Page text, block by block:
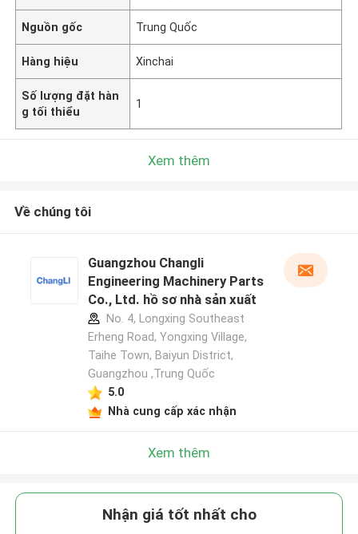
Nguồn gốc Trung Quốc
Hàng hiệu Xinchai
Số lượng đặt hàn
g tối thiểu
1
Xem thêm
Về chúng tôi
Guangzhou Changli
Engineering Machinery Parts
Co., Ltd. hồ sơ nhà sản xuất
No. 4, Longxing Southeast
Erheng Road, Yongxing Village,
Taihe Town, Baiyun District,
Guangzhou ,Trung Quốc
5.0
Nhà cung cấp xác nhận
Xem thêm
Nhận giá tốt nhất cho